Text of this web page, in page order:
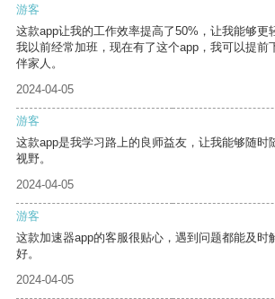
游客
这款app让我的工作效率提高了50%，让我能够更
我以前经常加班，现在有了这个app，我可以提前
伴家人。
2024-04-05
游客
这款app是我学习路上的良师益友，让我能够随时
视野。
2024-04-05
游客
这款加速器app的客服很贴心，遇到问题都能及时
好。
2024-04-05